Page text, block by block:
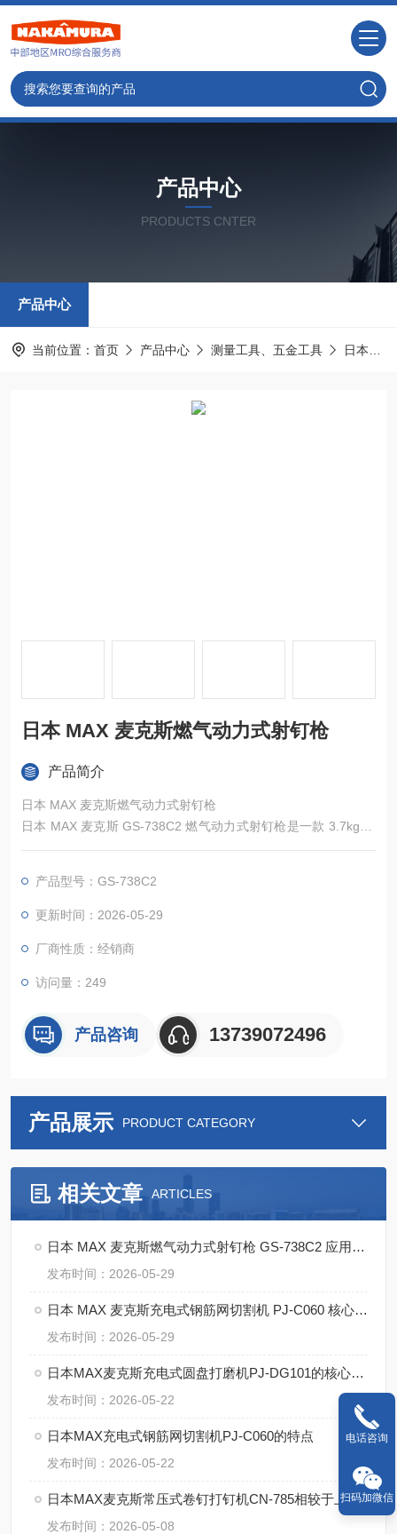
产品中心
PRODUCTS CNTER
产品中心
当前位置： 首页 产品中心 测量工具、五金工具 日本MAX麦克斯
日本 MAX 麦克斯燃气动力式射钉枪
产品简介
日本 MAX 麦克斯燃气动力式射钉枪
日本 MAX 麦克斯 GS-738C2 燃气动力式射钉枪是一款 3.7kg 轻
量化无绳射钉工具，采用燃气爆燃驱动技术，适配 13-38mm 多
钢材、木材等基材的固定作业。该工具集成反冲吸收机构与空打
防止系统，兼顾作业效率与安全性，广泛应用于建筑施工、室内
产品型号：GS-738C2
更新时间：2026-05-29
厂商性质：经销商
访问量：249
产品咨询 13739072496
产品展示 PRODUCT CATEGORY
相关文章 ARTICLES
日本 MAX 麦克斯燃气动力式射钉枪 GS-738C2 应用案例
发布时间：2026-05-29
日本 MAX 麦克斯充电式钢筋网切割机 PJ-C060 核心优势
发布时间：2026-05-29
日本MAX麦克斯充电式圆盘打磨机PJ-DG101的核心技术
发布时间：2026-05-22
日本MAX充电式钢筋网切割机PJ-C060的特点
发布时间：2026-05-22
日本MAX麦克斯常压式卷钉打钉机CN-785相较于上一代，哪些方面升级
发布时间：2026-05-08
电话咨询
扫码加微信